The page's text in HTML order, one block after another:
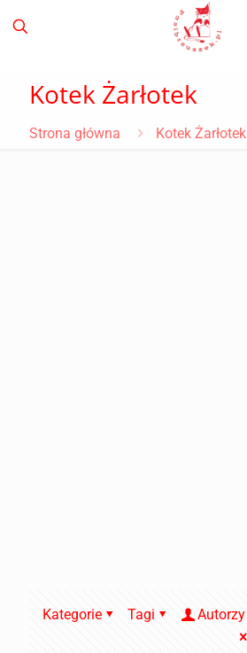
Kotek Żarłotek
Strona główna Kotek Żarłotek
Kategorie Tagi
Autorzy